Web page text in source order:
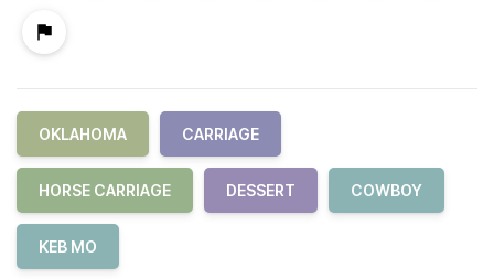
OKLAHOMA CARRIAGE
HORSE CARRIAGE DESSERT COWBOY
KEB MO